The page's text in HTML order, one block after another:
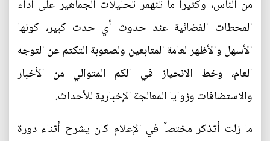
من الناس، وكثيراً ما تنهمر تحليلات الجماهير على أداء
المحطات الفضائية عند حدوث أي حدث كبير، كونها
الأسهل والأظهر لعامة المتابعين ولصعوبة التكتم عن التوجه
العام، وخط الانحياز في الكم المتوالي من الأخبار
والاستضافات وزوايا المعالجة الإخبارية للأحداث.
ما زلت أتذكر مختصاً في الإعلام كان يشرح أثناء دورة